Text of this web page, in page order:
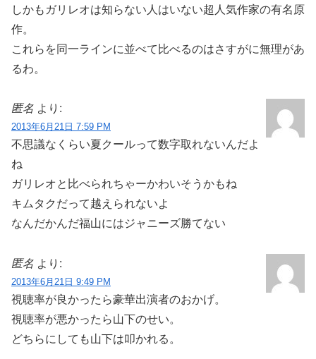
しかもガリレオは知らない人はいない超人気作家の有名原
作。
これらを同一ラインに並べて比べるのはさすがに無理があ
るわ。
匿名 より:
2013年6月21日 7:59 PM
不思議なくらい夏クールって数字取れないんだよ
ね
ガリレオと比べられちゃーかわいそうかもね
キムタクだって越えられないよ
なんだかんだ福山にはジャニーズ勝てない
匿名 より:
2013年6月21日 9:49 PM
視聴率が良かったら豪華出演者のおかげ。
視聴率が悪かったら山下のせい。
どちらにしても山下は叩かれる。